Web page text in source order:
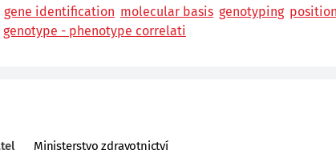
gene identification molecular basis genotyping
genotype - phenotype correlati
Ministerstvo zdravotnictví